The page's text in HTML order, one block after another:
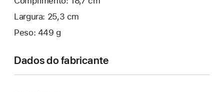
Largura: 25,3 cm
Peso: 449 g
Dados do fabricante